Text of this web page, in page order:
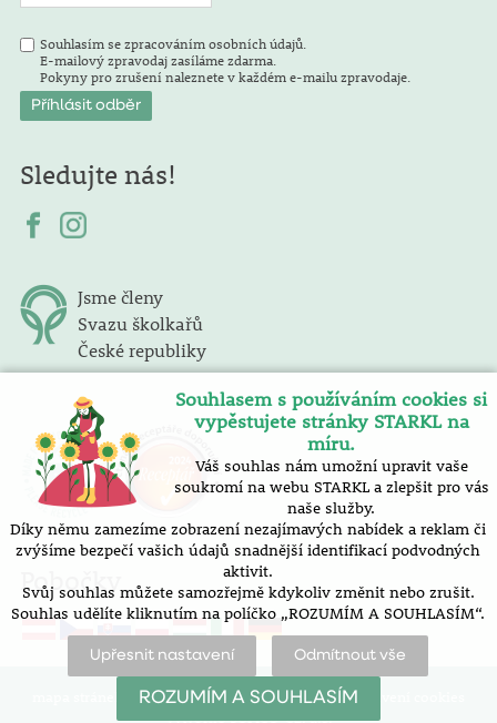
Souhlasím se zpracováním osobních údajů.
E-mailový zpravodaj zasíláme zdarma.
Pokyny pro zrušení naleznete v každém e-mailu zpravodaje.
Sledujte nás!
Jsme členy
Svazu školkařů
České republiky
Pobočky
prohlášení o přístupnosti |
nastavení cookies
Vytvořilo SOFICO-CZ, a.s.
Souhlasem s používáním cookies si
vypěstujete stránky STARKL na
míru.
Váš souhlas nám umožní upravit vaše
soukromí na webu STARKL a zlepšit pro vás
naše služby.
Díky němu zamezíme zobrazení nezajímavých nabídek a reklam či
zvýšíme bezpečí vašich údajů snadnější identifikací podvodných
aktivit.
Svůj souhlas můžete samozřejmě kdykoliv změnit nebo zrušit.
Souhlas udělíte kliknutím na políčko „ROZUMÍM A SOUHLASÍM“.
Upřesnit nastavení Odmítnout vše
ROZUMÍM A SOUHLASÍM